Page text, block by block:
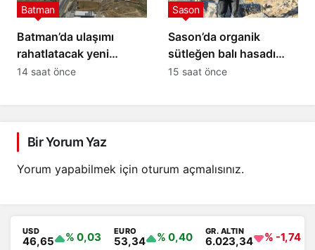
Batman’da ulaşımı
rahatlatacak yeni
alternatif bağlantı yolu
Batman
14 saat önce
Sason’da organik
sütleğen balı hasadı
gerçekleştirildi
Sason
15 saat önce
Bir Yorum Yaz
Yorum yapabilmek için oturum açmalısınız.
USD
46,65 % 0,03 EURO
53,34 % 0,40 GR. ALTIN
6.023,34 % -1,74